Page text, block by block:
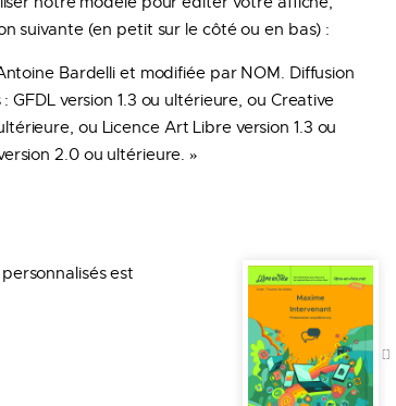
suivante (en petit sur le côté ou en bas) :
Bardelli et modifiée par NOM. Diffusion
GFDL version 1.3 ou ultérieure, ou Creative
ou Licence Art Libre version 1.3 ou
2.0 ou ultérieure. »
est